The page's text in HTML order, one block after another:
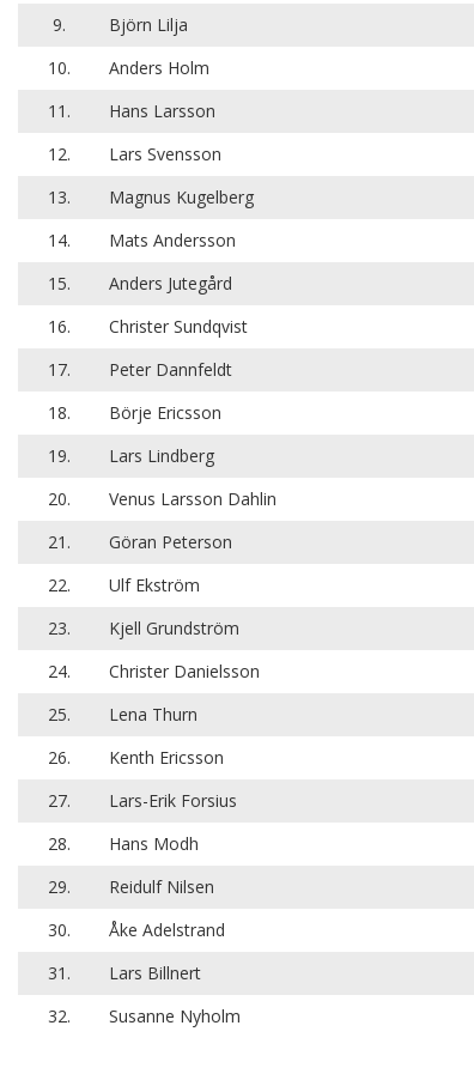
9.
Björn Lilja
10.
Anders Holm
11.
Hans Larsson
12.
Lars Svensson
13.
Magnus Kugelberg
14.
Mats Andersson
15.
Anders Jutegård
16.
Christer Sundqvist
17.
Peter Dannfeldt
18.
Börje Ericsson
19.
Lars Lindberg
20.
Venus Larsson Dahlin
21.
Göran Peterson
22.
Ulf Ekström
23.
Kjell Grundström
24.
Christer Danielsson
25.
Lena Thurn
26.
Kenth Ericsson
27.
Lars-Erik Forsius
28.
Hans Modh
29.
Reidulf Nilsen
30.
Åke Adelstrand
31.
Lars Billnert
32.
Susanne Nyholm